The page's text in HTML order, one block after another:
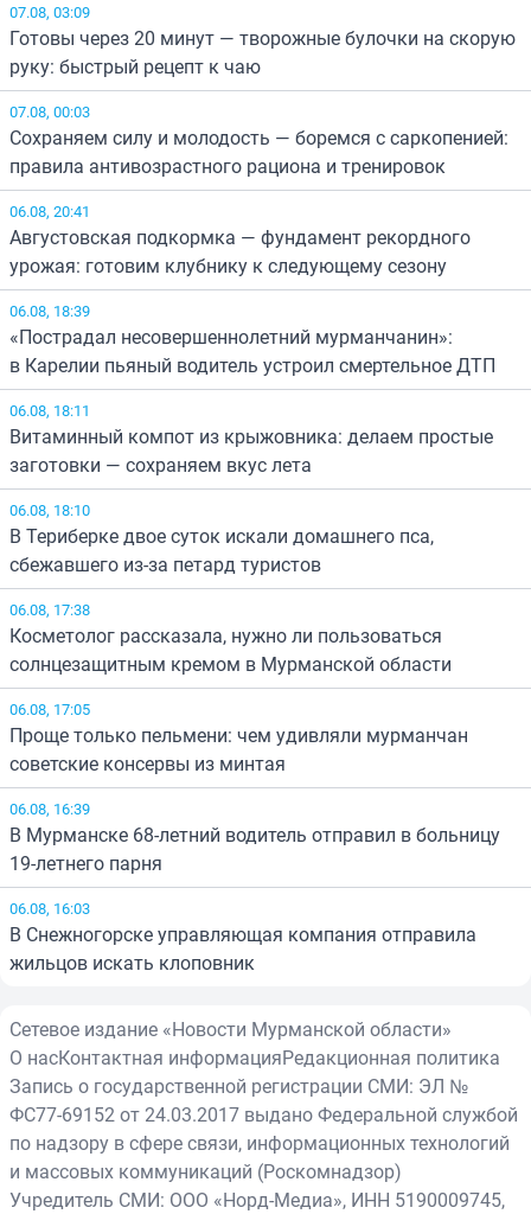
07.08, 03:09
Готовы через 20 минут — творожные булочки на скорую
руку: быстрый рецепт к чаю
07.08, 00:03
Сохраняем силу и молодость — боремся с саркопенией:
правила антивозрастного рациона и тренировок
06.08, 20:41
Августовская подкормка — фундамент рекордного
урожая: готовим клубнику к следующему сезону
06.08, 18:39
«Пострадал несовершеннолетний мурманчанин»:
в Карелии пьяный водитель устроил смертельное ДТП
06.08, 18:11
Витаминный компот из крыжовника: делаем простые
заготовки — сохраняем вкус лета
06.08, 18:10
В Териберке двое суток искали домашнего пса,
сбежавшего из-за петард туристов
06.08, 17:38
Косметолог рассказала, нужно ли пользоваться
солнцезащитным кремом в Мурманской области
06.08, 17:05
Проще только пельмени: чем удивляли мурманчан
советские консервы из минтая
06.08, 16:39
В Мурманске 68-летний водитель отправил в больницу
19-летнего парня
06.08, 16:03
В Снежногорске управляющая компания отправила
жильцов искать клоповник
Сетевое издание «Новости Мурманской области»
О насКонтактная информацияРедакционная политика
Запись о государственной регистрации СМИ: ЭЛ №
ФС77-69152 от 24.03.2017 выдано Федеральной службой
по надзору в сфере связи, информационных технологий
и массовых коммуникаций (Роскомнадзор)
Учредитель СМИ: ООО «Норд-Медиа», ИНН 5190009745,